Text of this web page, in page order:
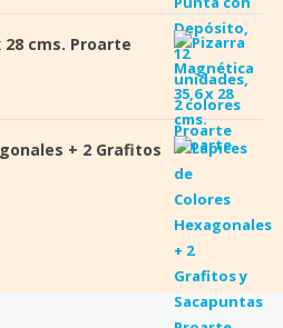
cms. Proarte
+ 2 Grafitos